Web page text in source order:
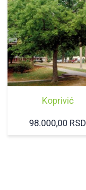
Koprivić
98.000,00 RSD